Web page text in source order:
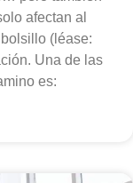
afectan al
(léase:
Una de las
es: